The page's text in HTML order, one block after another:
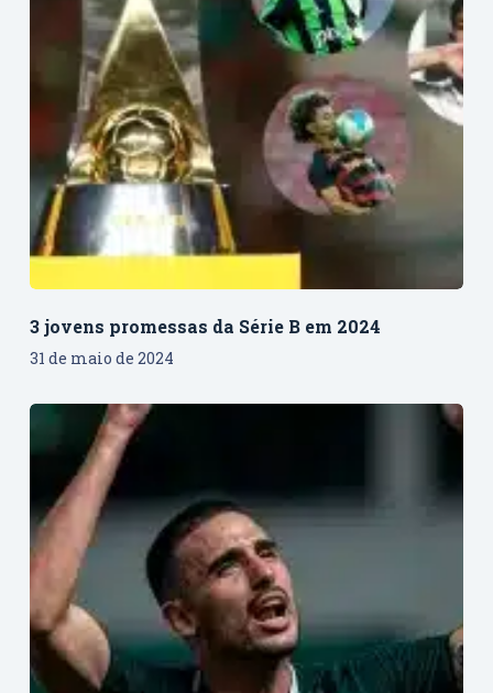
3 jovens promessas da Série B em 2024
31 de maio de 2024